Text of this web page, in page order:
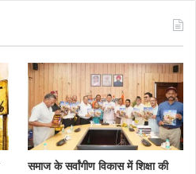
समाज के सर्वांगीण विकास में शिक्षा की